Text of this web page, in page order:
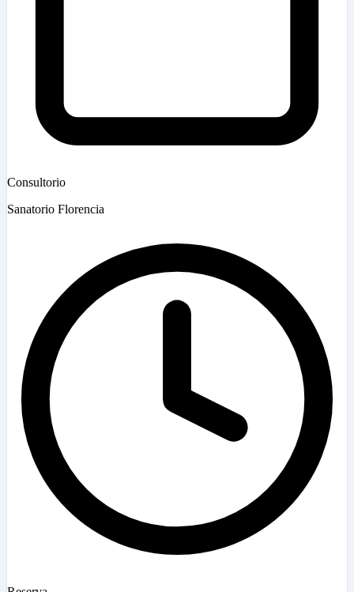
Consultorio
Sanatorio Florencia